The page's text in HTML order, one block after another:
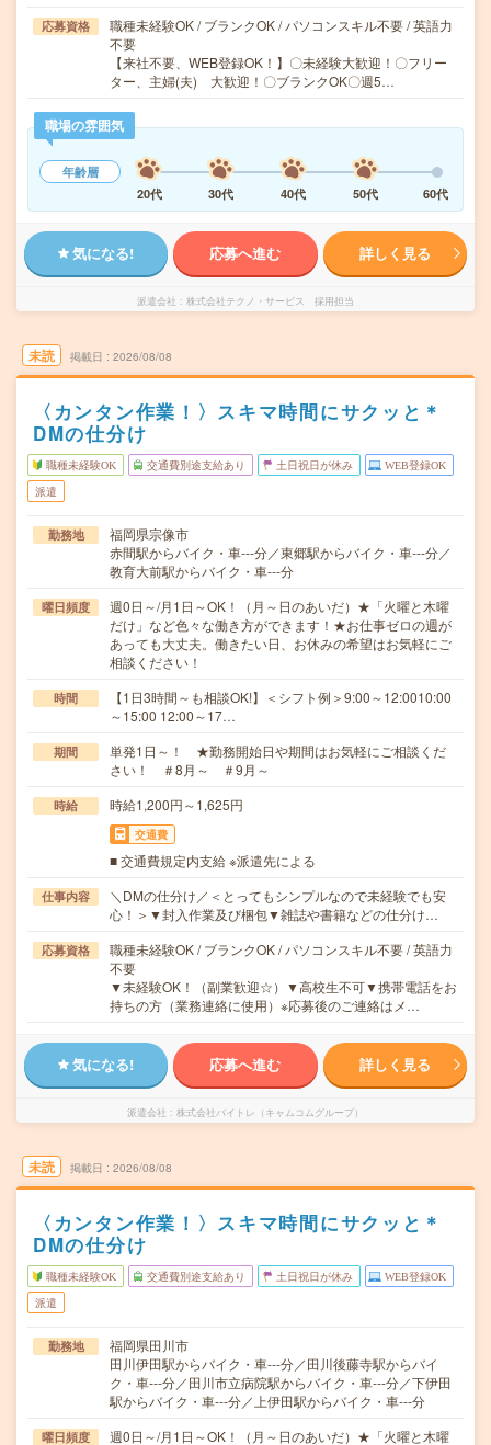
応募資格
職種未経験OK / ブランクOK / パソコンスキル不要 / 英語力
不要
【来社不要、WEB登録OK！】〇未経験大歓迎！〇フリー
ター、主婦(夫) 大歓迎！〇ブランクOK〇週5…
職場の雰囲気
年齢層
20代
30代 40代 50代 60代
気になる! 応募へ進む 詳しく見る
派遣会社 株式会社テクノ・サービス 採用担当
未読 掲載日 2026/08/08
〈カンタン作業！〉スキマ時間にサクッと＊
DMの仕分け
職種未経験OK 交通費別途支給あり 土日祝日が休み WEB登録OK
派遣
勤務地
福岡県宗像市
赤間駅からバイク・車---分／東郷駅からバイク・車---分／
教育大前駅からバイク・車---分
曜日頻度
週0日～/月1日～OK！（月～日のあいだ）★「火曜と木曜
だけ」など色々な働き方ができます！★お仕事ゼロの週が
あっても大丈夫。働きたい日、お休みの希望はお気軽にご
相談ください！
時間
【1日3時間～も相談OK!】＜シフト例＞9:00～12:0010:00
～15:00 12:00～17…
期間
単発1日～！ ★勤務開始日や期間はお気軽にご相談くだ
さい！ ＃8月～ ＃9月～
時給 時給1,200円～1,625円
交通費
■ 交通費規定内支給 ※派遣先による
仕事内容
＼DMの仕分け／＜とってもシンプルなので未経験でも安
心！＞▼封入作業及び梱包▼雑誌や書籍などの仕分け…
応募資格
職種未経験OK / ブランクOK / パソコンスキル不要 / 英語力
不要
▼未経験OK！（副業歓迎☆）▼高校生不可▼携帯電話をお
持ちの方（業務連絡に使用）※応募後のご連絡はメ…
気になる! 応募へ進む 詳しく見る
派遣会社 株式会社バイトレ（キャムコムグループ）
未読 掲載日 2026/08/08
〈カンタン作業！〉スキマ時間にサクッと＊
DMの仕分け
職種未経験OK 交通費別途支給あり 土日祝日が休み WEB登録OK
派遣
勤務地
福岡県田川市
田川伊田駅からバイク・車---分／田川後藤寺駅からバイ
ク・車---分／田川市立病院駅からバイク・車---分／下伊田
駅からバイク・車---分／上伊田駅からバイク・車---分
曜日頻度 週0日～/月1日～OK！（月～日のあいだ）★「火曜と木曜